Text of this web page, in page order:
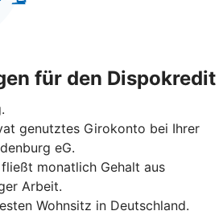
für den Dispokredit
genutztes Girokonto bei Ihrer
eG.
monatlich Gehalt aus
Arbeit.
Wohnsitz in Deutschland.